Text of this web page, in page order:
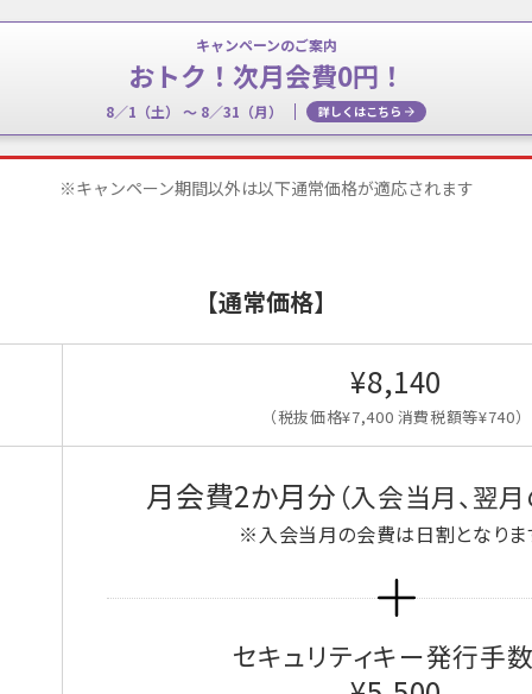
キャンペーンのご案内
おトク！次月会費0円！
8／1（土） 〜 8／31（月） 詳しくはこちら
※キャンペーン期間以外は以下通常価格が適応されます
【通常価格】
¥8,140
（税抜価格¥7,400 消費税額等¥740）
月会費2か月分 （入会当月、翌
※入会当月の会費は日割となりま
セキュリティキー発行手